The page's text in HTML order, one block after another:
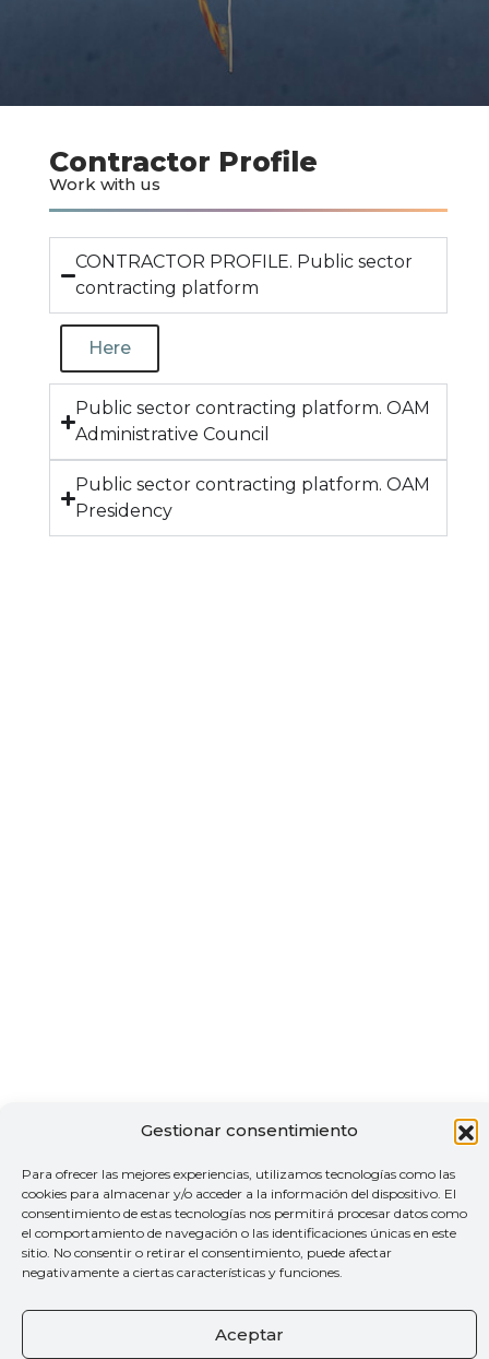
Gestionar consentimiento
Para ofrecer las mejores experiencias, utilizamos tecnologías como las
cookies para almacenar y/o acceder a la información del dispositivo. El
consentimiento de estas tecnologías nos permitirá procesar datos como
el comportamiento de navegación o las identificaciones únicas en este
sitio. No consentir o retirar el consentimiento, puede afectar
negativamente a ciertas características y funciones.
Aceptar
Contractor Profile
Work with us
CONTRACTOR PROFILE. Public sector
contracting platform
Here
Public sector contracting platform. OAM
Administrative Council
Public sector contracting platform. OAM
Presidency